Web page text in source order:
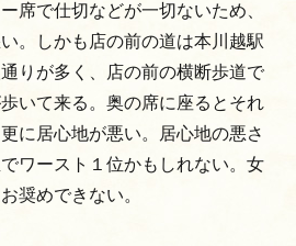
席で仕切などが一切ないため、
。しかも店の前の道は本川越駅
りが多く、店の前の横断歩道で
いて来る。奥の席に座るとそれ
に居心地が悪い。居心地の悪さ
ワースト１位かもしれない。女
奨めできない。